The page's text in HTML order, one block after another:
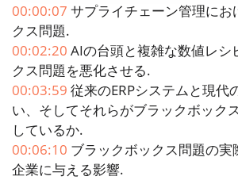
00:00:07 サプライチェーン管理にお
クス問題.
00:02:20 AIの台頭と複雑な数値レシ
クス問題を悪化させる.
00:03:59 従来のERPシステムと現代
い、そしてそれらがブラックボック
しているか.
00:06:10 ブラックボックス問題の
企業に与える影響.